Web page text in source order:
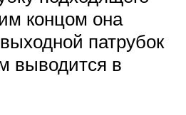
концом она
патрубок
выводится в